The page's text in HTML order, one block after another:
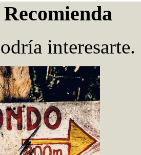
interesarte.